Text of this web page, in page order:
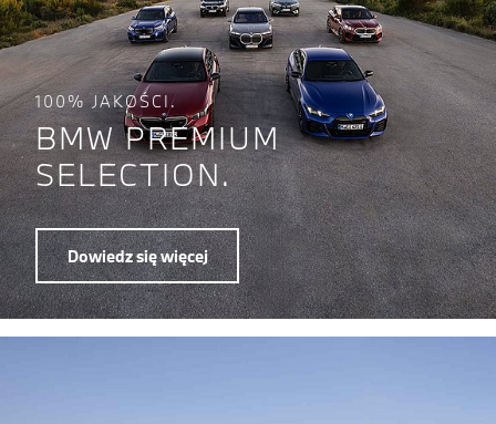
100% JAKOŚCI.
BMW PREMIUM
SELECTION.
Dowiedz się więcej